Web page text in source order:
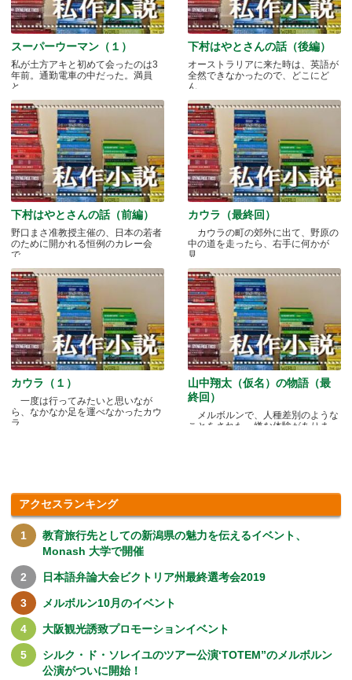
スーパーウーマン（１）
私が土方アキと初めて会ったのは3
年前。通勤電車の中だった。満員
と.....
下村はやとさんの話（後編）
オーストラリアに来た時は、英語が
全然できなかったので、どこにど
ん.....
下村はやとさんの話（前編）
野口まさ准教授主催の、日本の若者
のために開かれる恒例のカレー会
で.....
カウラ（最終回）
カウラの町の郊外に出て、野原の
中の道を走ったら、右手に何かが
見.....
カウラ（１）
一度は行ってみたいと思いなが
ら、なかなか足を運べなかったカウ
ラ.....
山中翔太（仮名）の物語（最
終回）
メルボルンで、人種差別のような
ことをされた、嫌な体験がありま
アクセスランキング
教育旅行先としての新潟県の魅力を伝えるイベント、
Monash 大学で開催
日本語弁論大会ビクトリア州最終選考会2019
メルボルン10月のイベント
大阪観光誘致プロモーションイベント
シルク・ド・ソレイユのツアー公演‘TOTEM”のメルボルン
公演がついに開始！